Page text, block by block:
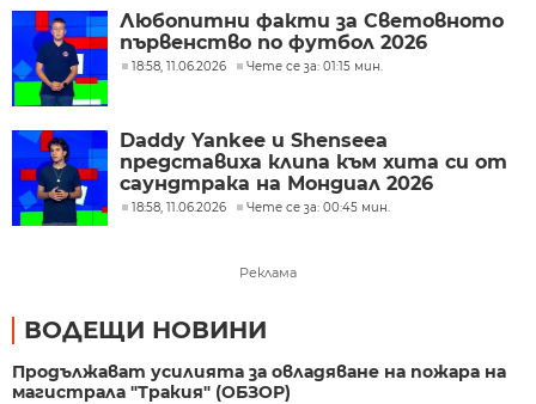
Любопитни факти за Световното
първенство по футбол 2026
18:58, 11.06.2026 Чете се за: 01:15 мин.
Daddy Yankee и Shenseea
представиха клипа към хита си от
саундтрака на Мондиал 2026
18:58, 11.06.2026 Чете се за: 00:45 мин.
Реклама
ВОДЕЩИ НОВИНИ
Продължават усилията за овладяване на пожара на
магистрала "Тракия" (ОБЗОР)